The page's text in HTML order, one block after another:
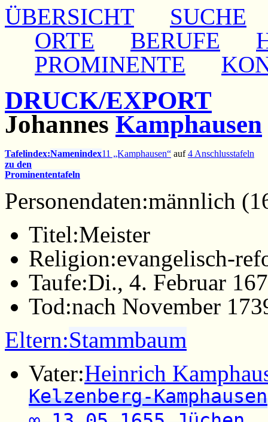
ÜBERSICHT
SUCHE
ORTE
BERUFE
PROMINENTE
DRUCK/EXPORT
Johannes Kamphausen
Tafelindex:Namenindex
zu den
Prominententafeln
11 „Kamphausen“ auf4 Anschlusstafeln
Personendaten:männlich
Titel:Meister
Religion:evangelisch-
Taufe:Di., 4. Februar
Tod:nach November
Eltern:Stammbaum
Vater:Heinrich
Kelzenberg-Kamphausen